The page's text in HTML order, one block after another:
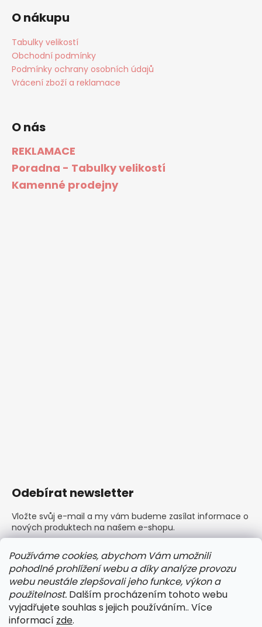
Používáme cookies, abychom Vám umožnili
pohodlné prohlížení webu a díky analýze provozu
webu neustále zlepšovali jeho funkce, výkon a
použitelnost. Dalším procházením tohoto webu
vyjadřujete souhlas s jejich používáním.. Více
informací zde.
O nákupu
Tabulky velikostí
Obchodní podmínky
Podmínky ochrany osobních údajů
Vrácení zboží a reklamace
O nás
REKLAMACE
Poradna - Tabulky velikostí
Kamenné prodejny
Odebírat newsletter
Vložte svůj e-mail a my vám budeme zasílat informace o
nových produktech na našem e-shopu.
Vložením e-mailu souhlasíte spodmínkami ochrany
osobních údajů
PŘIHLÁSIT SE